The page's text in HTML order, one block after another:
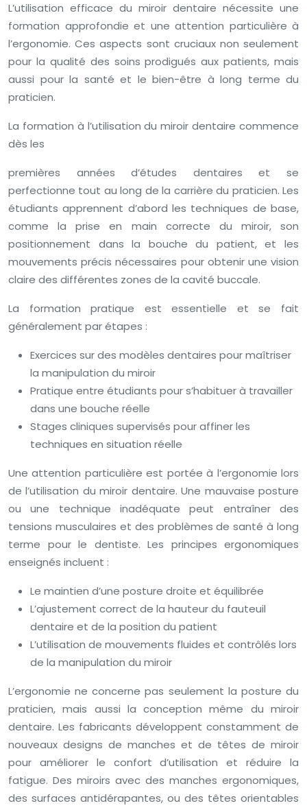
L’utilisation efficace du miroir dentaire nécessite une
formation approfondie et une attention particulière à
l’ergonomie. Ces aspects sont cruciaux non seulement
pour la qualité des soins prodigués aux patients, mais
aussi pour la santé et le bien-être à long terme du
praticien.
La formation à l’utilisation du miroir dentaire commence
dès les
premières années d’études dentaires et se
perfectionne tout au long de la carrière du praticien. Les
étudiants apprennent d’abord les techniques de base,
comme la prise en main correcte du miroir, son
positionnement dans la bouche du patient, et les
mouvements précis nécessaires pour obtenir une vision
claire des différentes zones de la cavité buccale.
La formation pratique est essentielle et se fait
généralement par étapes :
Exercices sur des modèles dentaires pour maîtriser
la manipulation du miroir
Pratique entre étudiants pour s’habituer à travailler
dans une bouche réelle
Stages cliniques supervisés pour affiner les
techniques en situation réelle
Une attention particulière est portée à l’ergonomie lors
de l’utilisation du miroir dentaire. Une mauvaise posture
ou une technique inadéquate peut entraîner des
tensions musculaires et des problèmes de santé à long
terme pour le dentiste. Les principes ergonomiques
enseignés incluent :
Le maintien d’une posture droite et équilibrée
L’ajustement correct de la hauteur du fauteuil
dentaire et de la position du patient
L’utilisation de mouvements fluides et contrôlés lors
de la manipulation du miroir
L’ergonomie ne concerne pas seulement la posture du
praticien, mais aussi la conception même du miroir
dentaire. Les fabricants développent constamment de
nouveaux designs de manches et de têtes de miroir
pour améliorer le confort d’utilisation et réduire la
fatigue. Des miroirs avec des manches ergonomiques,
des surfaces antidérapantes, ou des têtes orientables